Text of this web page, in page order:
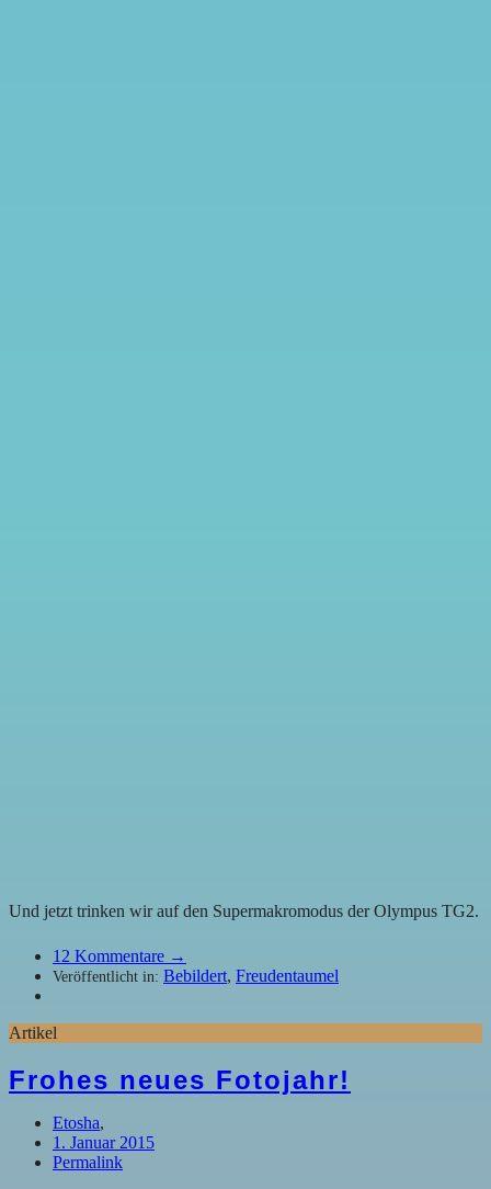
Und jetzt trinken wir auf den Supermakromodus der Olympus TG2.
12 Kommentare →
Veröffentlicht in: Bebildert, Freudentaumel
Artikel
Frohes neues Fotojahr!
Etosha,
1. Januar 2015
Permalink